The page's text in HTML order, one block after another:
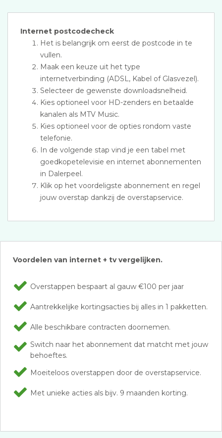
Internet postcodecheck
Het is belangrijk om eerst de postcode in te
vullen.
Maak een keuze uit het type
internetverbinding (ADSL, Kabel of Glasvezel).
Selecteer de gewenste downloadsnelheid.
Kies optioneel voor HD-zenders en betaalde
kanalen als MTV Music.
Kies optioneel voor de opties rondom vaste
telefonie.
In de volgende stap vind je een tabel met
goedkopetelevisie en internet abonnementen
in Dalerpeel.
Klik op het voordeligste abonnement en regel
jouw overstap dankzij de overstapservice.
Voordelen van internet + tv vergelijken.
Overstappen bespaart al gauw €100 per jaar
Aantrekkelijke kortingsacties bij alles in 1 pakketten.
Alle beschikbare contracten doornemen.
Switch naar het abonnement dat matcht met jouw
behoeftes.
Moeiteloos overstappen door de overstapservice.
Met unieke acties als bijv. 9 maanden korting.